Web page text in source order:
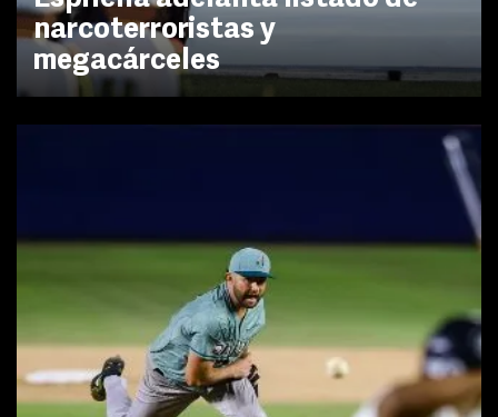
narcoterroristas y
megacárceles